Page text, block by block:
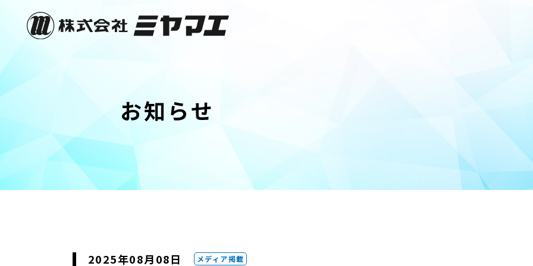
お知らせ
2025年08月08日 メディア掲載